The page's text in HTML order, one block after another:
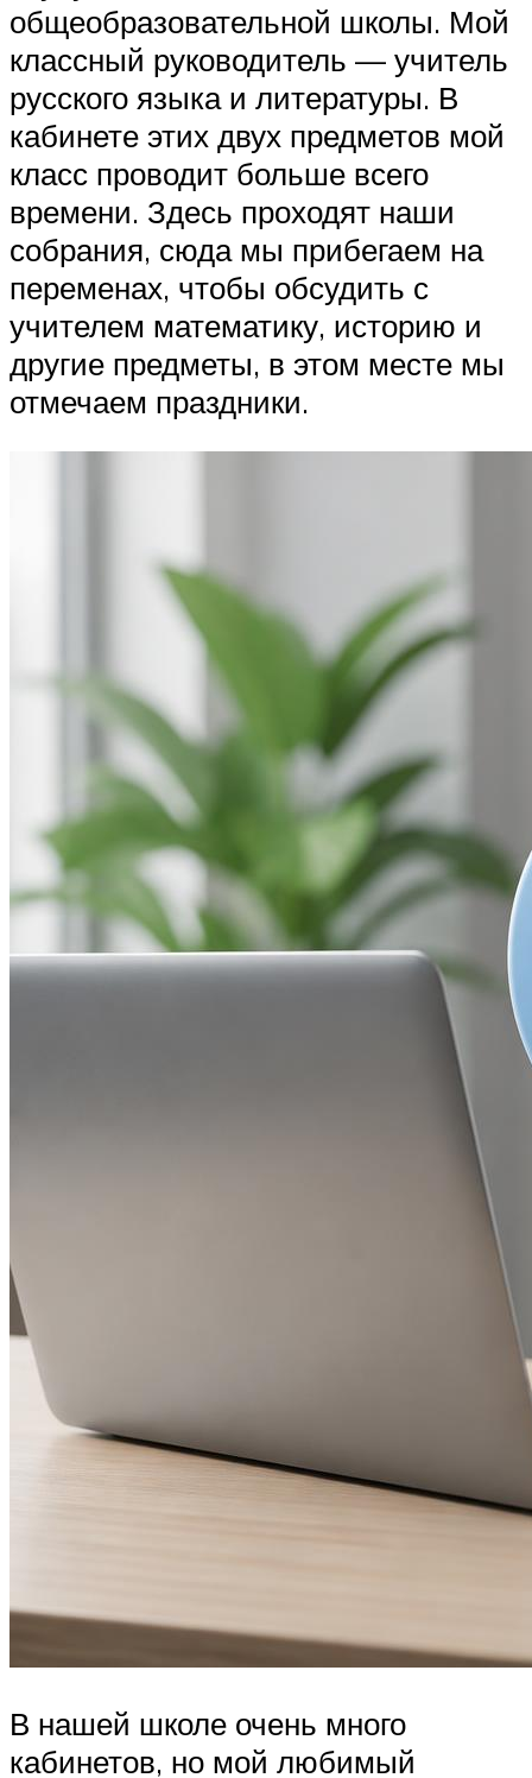
общеобразовательной школы. Мой
классный руководитель — учитель
русского языка и литературы. В
кабинете этих двух предметов мой
класс проводит больше всего
времени. Здесь проходят наши
собрания, сюда мы прибегаем на
переменах, чтобы обсудить с
учителем математику, историю и
другие предметы, в этом месте мы
отмечаем праздники.
В нашей школе очень много
кабинетов, но мой любимый